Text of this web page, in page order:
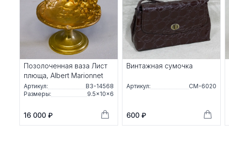
Позолоченная ваза Лист
плюща, Albert Marionnet
Артикул:
ВЗ-14568
Размеры:
9.5×10×6
16 000 ₽
Винтажная сумочка
Артикул: СМ-6020
600 ₽